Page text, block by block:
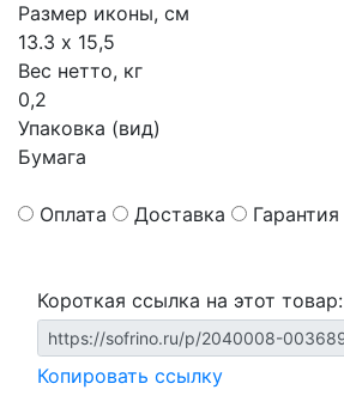
Размер иконы, см
13.3 х 15,5
Вес нетто, кг
0,2
Упаковка (вид)
Бумага
Оплата Доставка Гарантия
Короткая ссылка на этот товар:
Копировать ссылку